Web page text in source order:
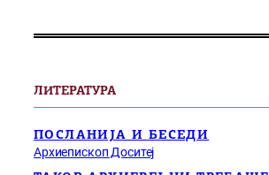
ЛИТЕРАТУРА
ПОСЛАНИЈА И БЕСЕДИ
Архиепископ Доситеј